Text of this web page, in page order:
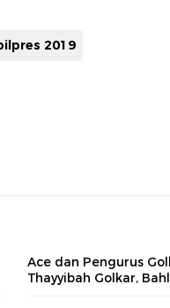
2019
Ace dan Pengurus
Thayyibah Golkar,